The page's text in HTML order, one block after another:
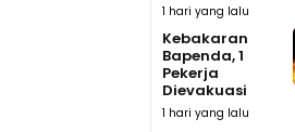
1 hari yang lalu
Kebakaran
Bapenda, 1
Pekerja
Dievakuasi
1 hari yang lalu